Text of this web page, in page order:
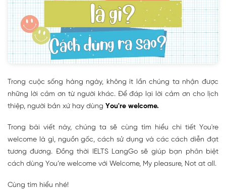
Trong cuộc sống hàng ngày, không ít lần chúng ta nhận được
những lời cảm ơn từ người khác. Để đáp lại lời cảm ơn cho lịch
thiệp, người bản xứ hay dùng You're welcome.
Trong bài viết này, chúng ta sẽ cùng tìm hiểu chi tiết You're
welcome là gì, nguồn gốc, cách sử dụng và các cách diễn đạt
tương đương. Đồng thời IELTS LangGo sẽ giúp bạn phân biệt
cách dùng You’re welcome với Welcome, My pleasure, Not at all.
Cùng tìm hiểu nhé!